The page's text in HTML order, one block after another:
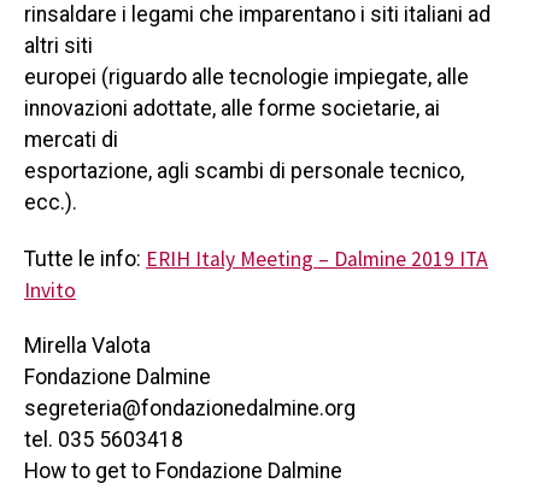
rinsaldare i legami che imparentano i siti italiani ad
altri siti
europei (riguardo alle tecnologie impiegate, alle
innovazioni adottate, alle forme societarie, ai
mercati di
esportazione, agli scambi di personale tecnico,
ecc.).
Tutte le info: ERIH Italy Meeting – Dalmine 2019 ITA
Invito
Mirella Valota
Fondazione Dalmine
segreteria@fondazionedalmine.org
tel. 035 5603418
How to get to Fondazione Dalmine